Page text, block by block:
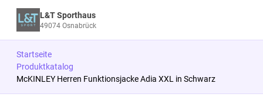
L&T Sporthaus
49074 Osnabrück
Startseite
Produktkatalog
McKINLEY Herren Funktionsjacke Adia XXL in Schwarz